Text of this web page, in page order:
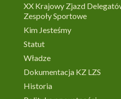
XX Krajowy Zjazd
Zespoły Sportowe
Kim Jesteśmy
Statut
Władze
Dokumentacja KZ LZS
Historia